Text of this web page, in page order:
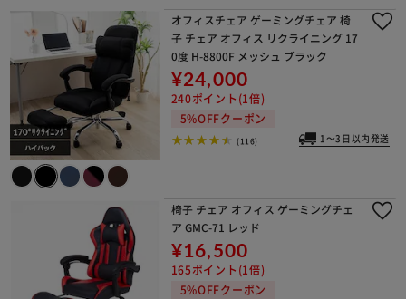
オフィスチェア ゲーミングチェア 椅
子 チェア オフィス リクライニング 17
0度 H-8800F メッシュ ブラック
¥24,000
240ポイント(1倍)
5%OFFクーポン
(116) 1～3日以内発送
椅子 チェア オフィス ゲーミングチェ
ア GMC-71 レッド
¥16,500
165ポイント(1倍)
5%OFFクーポン